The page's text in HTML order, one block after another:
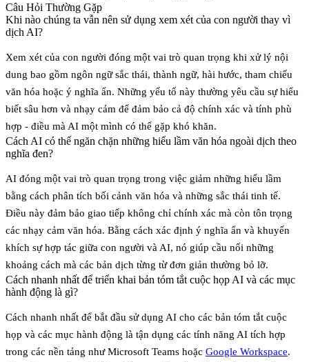
Câu Hỏi Thường Gặp
Khi nào chúng ta vẫn nên sử dụng xem xét của con người thay vì
dịch AI?
Xem xét của con người đóng một vai trò quan trọng khi xử lý nội
dung bao gồm ngôn ngữ sắc thái, thành ngữ, hài hước, tham chiếu
văn hóa hoặc ý nghĩa ẩn. Những yếu tố này thường yêu cầu sự hiểu
biết sâu hơn và nhạy cảm để đảm bảo cả độ chính xác và tính phù
hợp - điều mà AI một mình có thể gặp khó khăn.
Cách AI có thể ngăn chặn những hiểu lầm văn hóa ngoài dịch theo
nghĩa đen?
AI đóng một vai trò quan trọng trong việc giảm những hiểu lầm
bằng cách phân tích bối cảnh văn hóa và những sắc thái tinh tế.
Điều này đảm bảo giao tiếp không chỉ chính xác mà còn tôn trọng
các nhạy cảm văn hóa. Bằng cách xác định ý nghĩa ẩn và khuyến
khích sự hợp tác giữa con người và AI, nó giúp cầu nối những
khoảng cách mà các bản dịch từng từ đơn giản thường bỏ lỡ.
Cách nhanh nhất để triển khai bản tóm tắt cuộc họp AI và các mục
hành động là gì?
Cách nhanh nhất để bắt đầu sử dụng AI cho các bản tóm tắt cuộc
họp và các mục hành động là tận dụng các tính năng AI tích hợp
trong các nền tảng nhưMicrosoft Teams hoặc Google Workspace.